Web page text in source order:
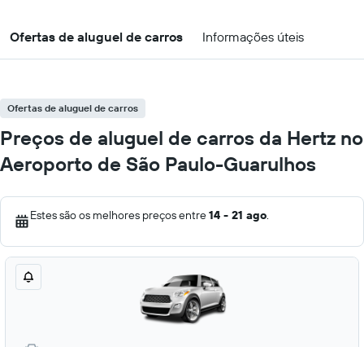
Ofertas de aluguel de carros Informações úteis
Ofertas de aluguel de carros
Preços de aluguel de carros da Hertz no
Aeroporto de São Paulo-Guarulhos
Estes são os melhores preços entre14 - 21 ago.